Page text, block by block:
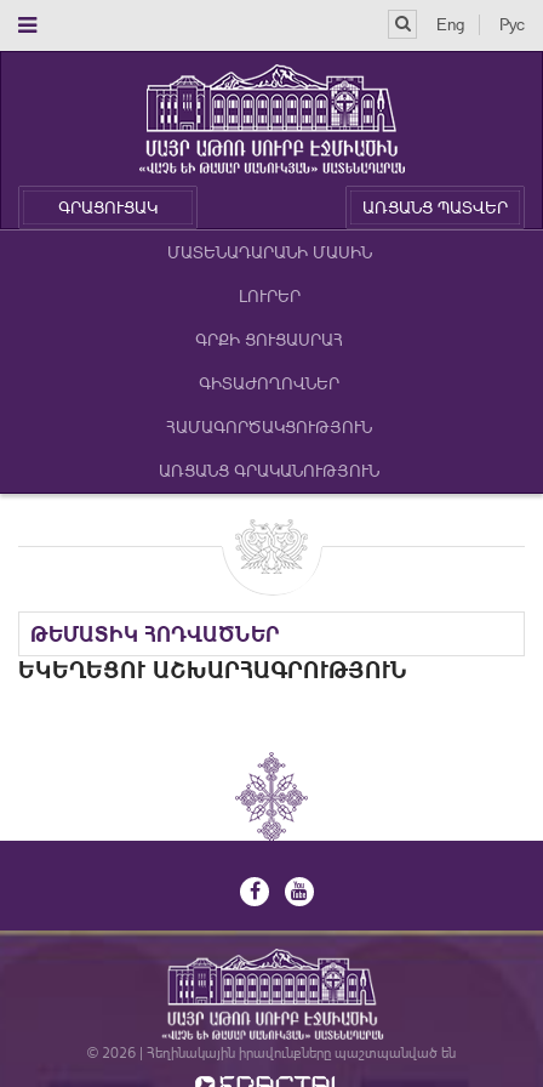
Eng Рус
ԳՐԱՑՈՒՑԱԿ ԱՌՑԱՆՑ ՊԱՏՎԵՐ
ՄԱՏԵՆԱԴԱՐԱՆԻ ՄԱՍԻՆ
ԼՈՒՐԵՐ
ԳՐՔԻ ՑՈՒՑԱՍՐԱՀ
ԳԻՏԱԺՈՂՈՎՆԵՐ
ՀԱՄԱԳՈՐԾԱԿՑՈՒԹՅՈՒՆ
ԱՌՑԱՆՑ ԳՐԱԿԱՆՈՒԹՅՈՒՆ
ԹԵՄԱՏԻԿ ՀՈԴՎԱԾՆԵՐ
ԵԿԵՂԵՑՈՒ ԱՇԽԱՐՀԱԳՐՈՒԹՅՈՒՆ
© 2026 | Հեղինակային իրավունքները պաշտպանված են